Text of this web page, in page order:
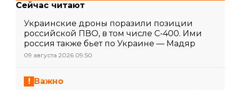
Сейчас читают
Украинские дроны поразили позиции
российской ПВО, в том числе С-400. Ими
россия также бьет по Украине — Мадяр
09 августа 2026 09:50
Важно